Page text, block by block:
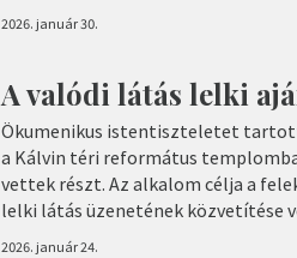
2026. január 30.
A valódi látás lelki
Ökumenikus istentiszteletet
a Kálvin téri református
vettek részt. Az alkalom célja a
lelki látás üzenetének közvetítése
2026. január 24.